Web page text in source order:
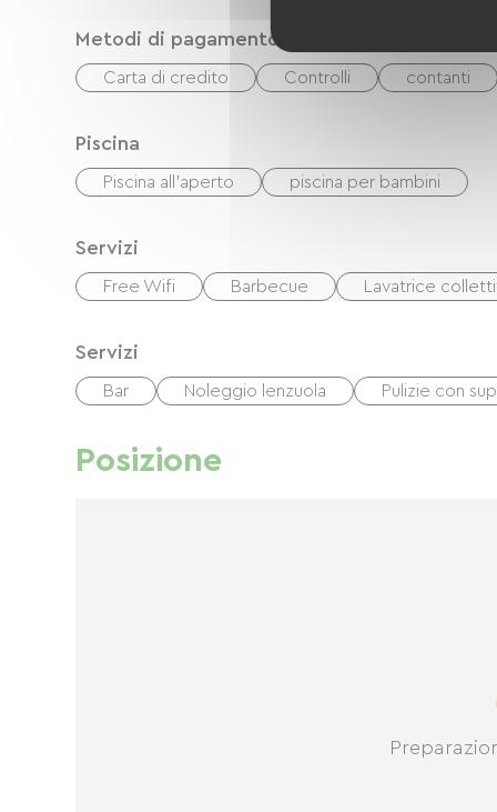
Metodi di pagamento
Carta di credito Controlli contanti
Piscina
Piscina all'aperto piscina per bambini
Servizi
Free Wifi Barbecue Lavatrice
Servizi
Bar Noleggio lenzuola Pulizie con
Posizione